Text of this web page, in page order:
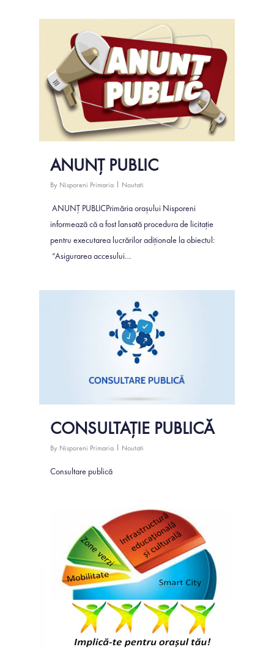
ANUNȚ PUBLIC
By Nisporeni Primaria Noutati
ANUNȚ PUBLICPrimăria orașului Nisporeni
informează că a fost lansată procedura de licitație
pentru executarea lucrărilor adiționale la obiectul:
“Asigurarea accesului…
CONSULTAȚIE PUBLICĂ
By Nisporeni Primaria Noutati
Consultare publică